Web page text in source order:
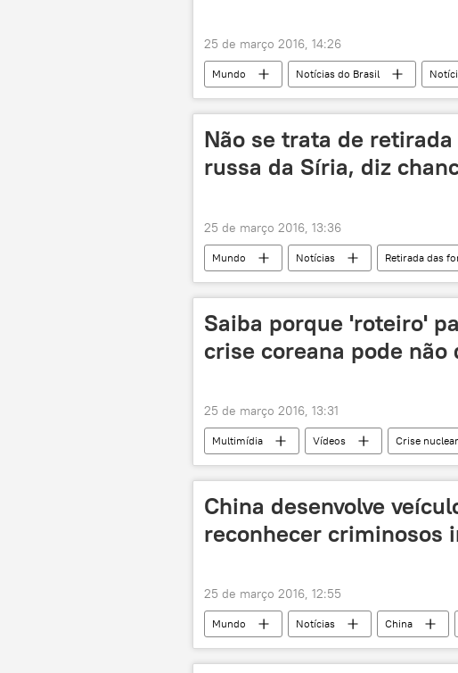
25 de março 2016, 14:26
Mundo Notícias do Brasil
Veja
Embaixada da Itália capa
Não se trata de
russa da Síria, diz
25 de março 2016, 13:36
Mundo Notícias Retirada das
Vladimir Putin
Daesh Frente
Saiba porque 'roteiro'
crise coreana pode não
25 de março 2016, 13:31
Multimídia Vídeos Crise
Coreia do Sul
Península Coreana
China desenvolve
reconhecer criminosos
25 de março 2016, 12:55
Mundo Notícias China